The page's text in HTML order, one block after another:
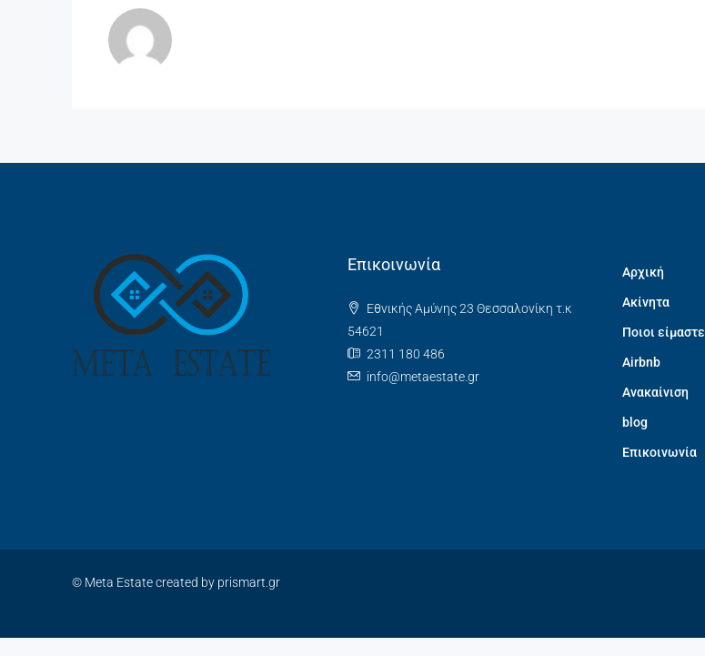
Επικοινωνία
Εθνικής Αμύνης 23 Θεσσαλονίκη τ.κ
54621
2311 180 486
info@metaestate.gr
Αρχική
Ακίνητα
Ποιοι είμαστε
Airbnb
Ανακαίνιση
blog
Επικοινωνία
© Meta Estate created by prismart.gr